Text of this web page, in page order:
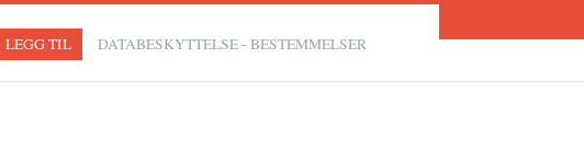
LEGG TIL DATABESKYTTELSE - BESTEMMELSER